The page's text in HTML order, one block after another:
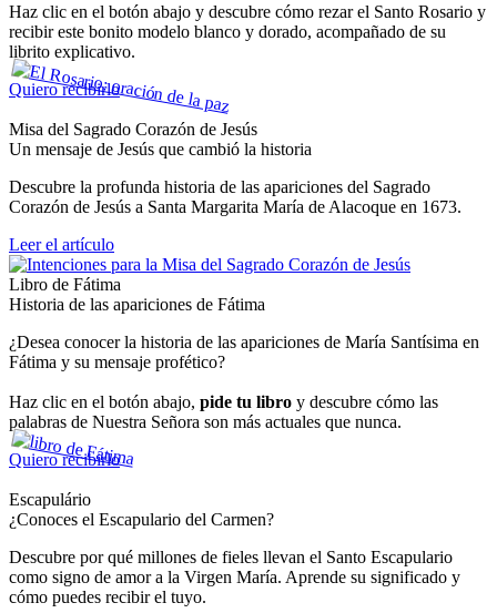
Haz clic en el botón abajo y descubre cómo rezar el Santo Rosario y
recibir este bonito modelo blanco y dorado, acompañado de su
librito explicativo.
Quiero recibirlo
Misa del Sagrado Corazón de Jesús
Un mensaje de Jesús que cambió la historia
Descubre la profunda historia de las apariciones del Sagrado
Corazón de Jesús a Santa Margarita María de Alacoque en 1673.
Leer el artículo
Libro de Fátima
Historia de las apariciones de Fátima
¿Desea conocer la historia de las apariciones de María Santísima en
Fátima y su mensaje profético?
Haz clic en el botón abajo, pide tu libro y descubre cómo las
palabras de Nuestra Señora son más actuales que nunca.
Quiero recibirlo
Escapulário
¿Conoces el Escapulario del Carmen?
Descubre por qué millones de fieles llevan el Santo Escapulario
como signo de amor a la Virgen María. Aprende su significado y
cómo puedes recibir el tuyo.